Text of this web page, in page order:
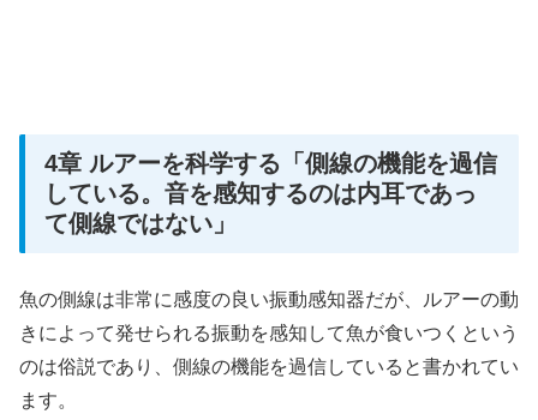
4章 ルアーを科学する「側線の機能を過信
している。音を感知するのは内耳であっ
て側線ではない」
魚の側線は非常に感度の良い振動感知器だが、ルアーの動
きによって発せられる振動を感知して魚が食いつくという
のは俗説であり、側線の機能を過信していると書かれてい
ます。